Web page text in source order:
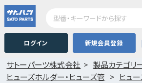
ログイン 新規会員登録
サトーパーツ株式会社
製品カテゴリ
ヒューズホルダー・ヒューズ管
ヒュ